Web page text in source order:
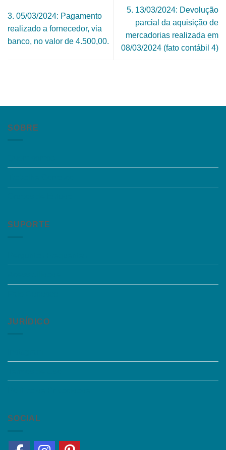
3. 05/03/2024: Pagamento
realizado a fornecedor, via
banco, no valor de 4.500,00.
5. 13/03/2024: Devolução
parcial da aquisição de
mercadorias realizada em
08/03/2024 (fato contábil 4)
SOBRE
SUPORTE
JURÍDICO
SOCIAL